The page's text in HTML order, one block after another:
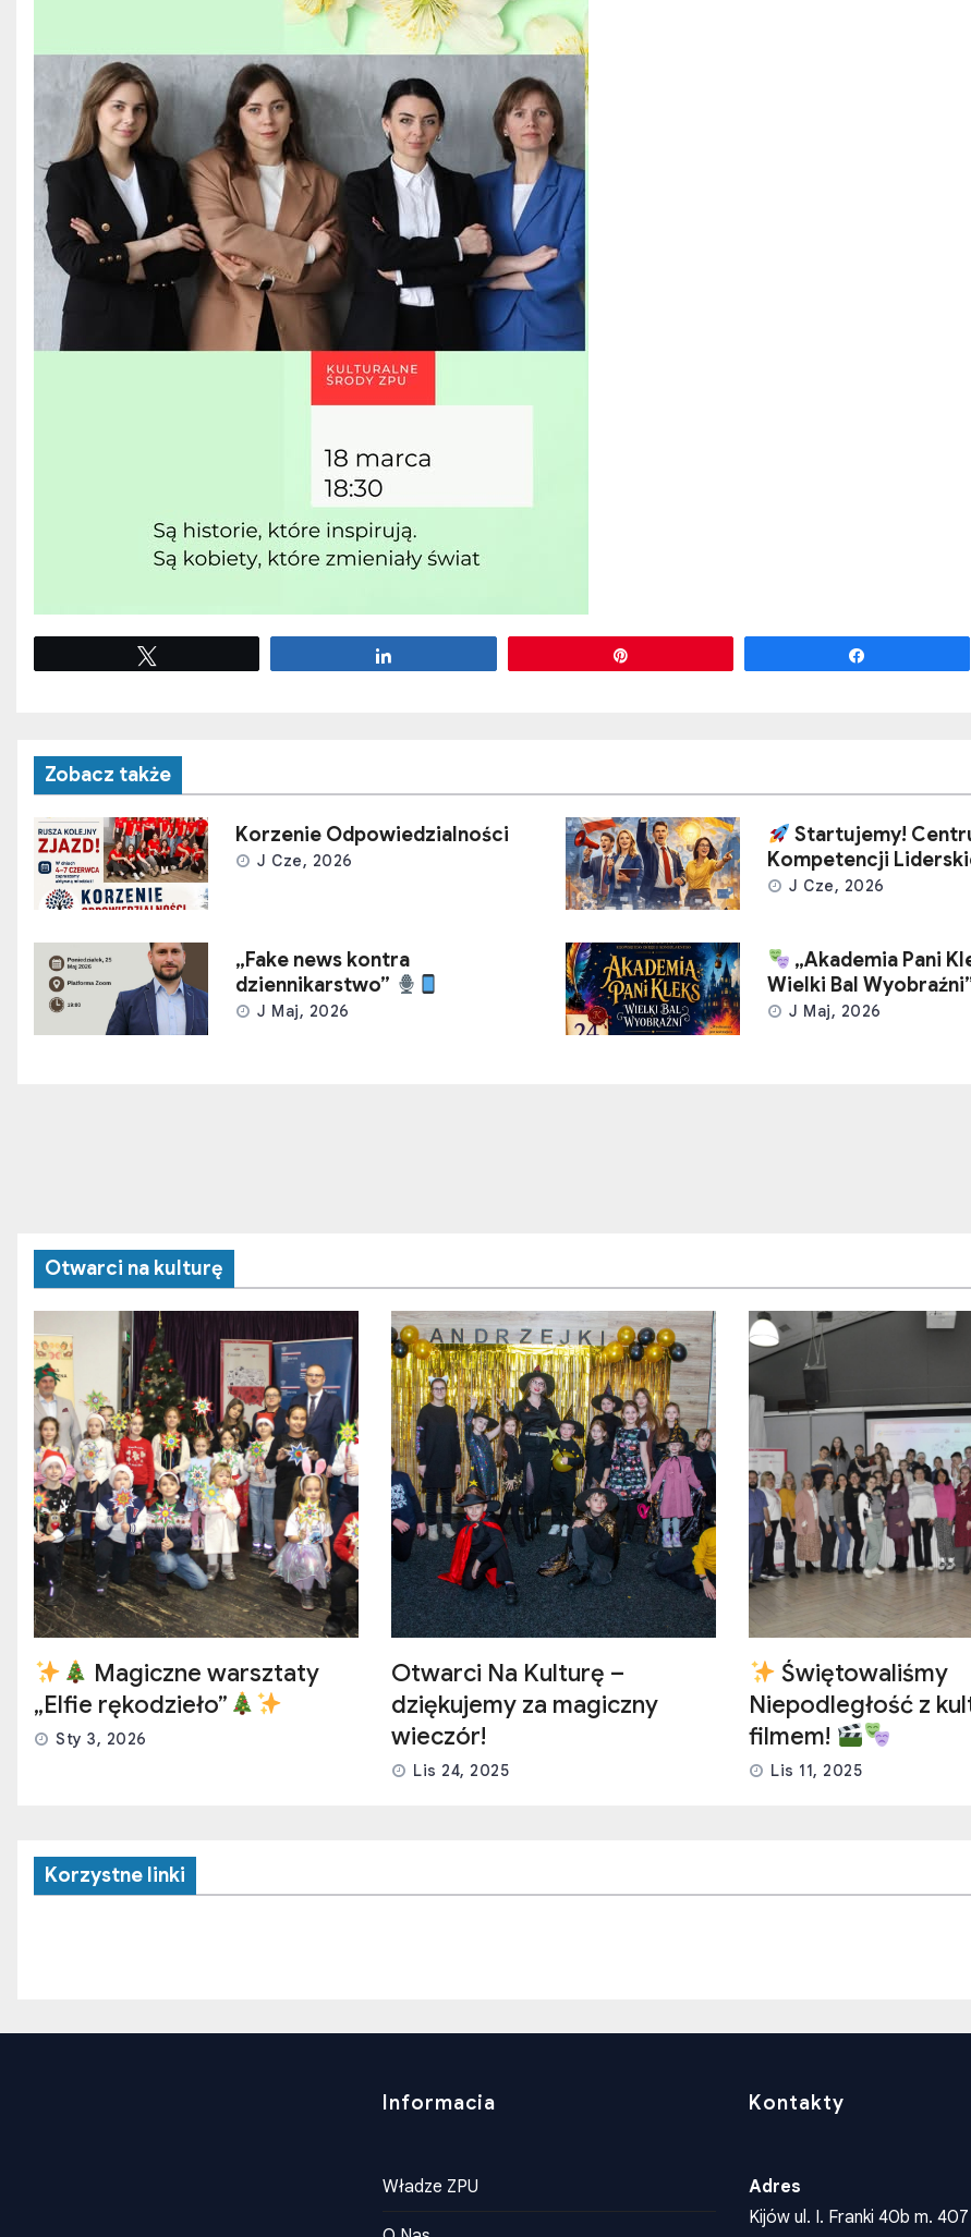
Zobacz także
Korzenie Odpowiedzialności
J Cze, 2026
Startujemy!
Kompetencji
J Cze, 2026
„Fake news kontra
dziennikarstwo”
J Maj, 2026
„Akademia Pani
Wielki Bal
J Maj, 2026
Otwarci na kulturę
Magiczne warsztaty
„Elfie rękodzieło”
Sty 3, 2026
Otwarci Na Kulturę –
dziękujemy za magiczny
wieczór!
Lis 24, 2025
Świętowaliśmy
Niepodległość z
filmem!
Lis 11, 2025
Korzystne linki
Władze ZPU Adres